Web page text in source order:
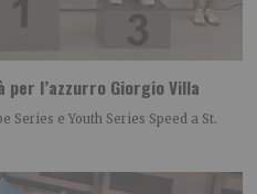
l’azzurro Giorgio Villa
Series e Youth Series Speed a St.